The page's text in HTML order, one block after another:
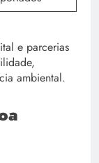
e parcerias
ambiental.